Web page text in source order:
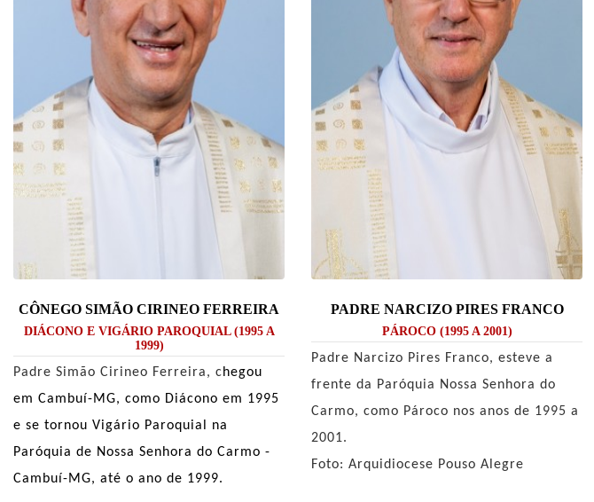
CÔNEGO SIMÃO CIRINEO FERREIRA
DIÁCONO E VIGÁRIO PAROQUIAL (1995 A
1999)
Padre Simão Cirineo Ferreira, chegou
em Cambuí-MG, como Diácono em 1995
e se tornou Vigário Paroquial na
Paróquia de Nossa Senhora do Carmo -
Cambuí-MG, até o ano de 1999.
PADRE NARCIZO PIRES FRANCO
PÁROCO (1995 A 2001)
Padre Narcizo Pires Franco, esteve a
frente da Paróquia Nossa Senhora do
Carmo, como Pároco nos anos de 1995 a
2001.
Foto: Arquidiocese Pouso Alegre